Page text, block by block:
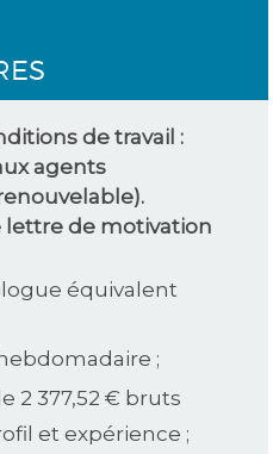
de travail :
agents
lettre de motivation
équivalent
;
2 377,52 € bruts
et expérience ;